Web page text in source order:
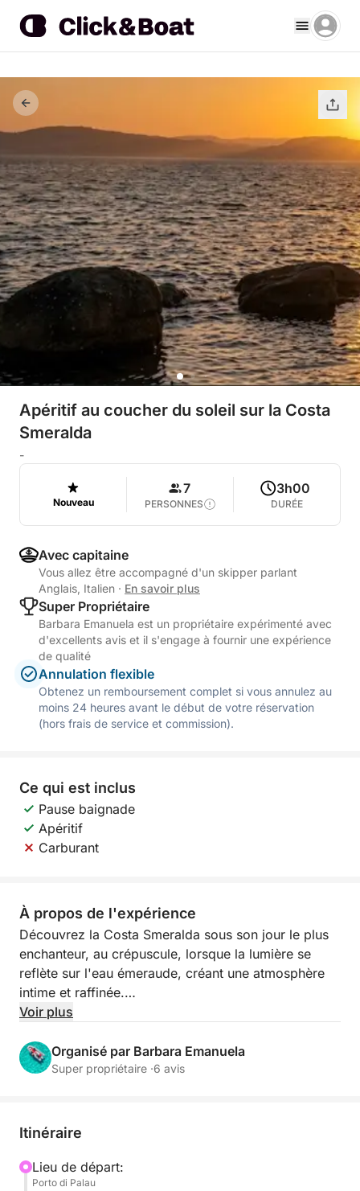
Apéritif au coucher du soleil sur la Costa
Smeralda
-
Nouveau
7
PERSONNES
3h00
DURÉE
Avec capitaine
Vous allez être accompagné d'un skipper parlant
Anglais, Italien · En savoir plus
Super Propriétaire
Barbara Emanuela est un propriétaire expérimenté avec
d'excellents avis et il s'engage à fournir une expérience
de qualité
Annulation flexible
Obtenez un remboursement complet si vous annulez au
moins 24 heures avant le début de votre réservation
(hors frais de service et commission).
Ce qui est inclus
Pause baignade
Apéritif
Carburant
À propos de l'expérience
Découvrez la Costa Smeralda sous son jour le plus
enchanteur, au crépuscule, lorsque la lumière se
reflète sur l'eau émeraude, créant une atmosphère
intime et raffinée.
spectaculaires sur les plus belles îles de l'archipel.
Les rochers de granit se parent d'or et d'orange,
se détendre, immortaliser des instants magiques ou
tranquilles.
Voir plus
Organisé par Barbara Emanuela
Super propriétaire ·6 avis
Itinéraire
Lieu de départ:
Porto di Palau